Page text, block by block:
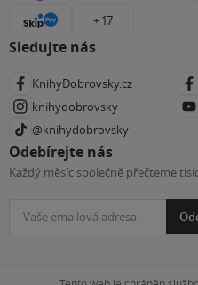
+ 17
Sledujte nás
KnihyDobrovsky.cz
knihydobrovsky
@knihydobrovsky
Odebírejte nás
Každý měsíc společně přečteme